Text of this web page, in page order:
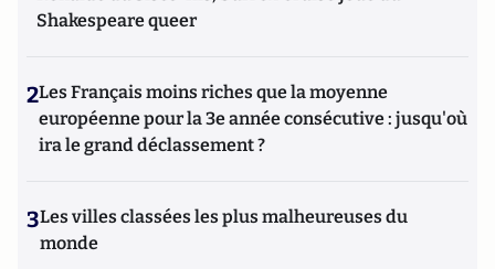
Shakespeare queer
2Les Français moins riches que la moyenne
européenne pour la 3e année consécutive : jusqu'où
ira le grand déclassement ?
3Les villes classées les plus malheureuses du
monde